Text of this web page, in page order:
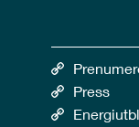
Press